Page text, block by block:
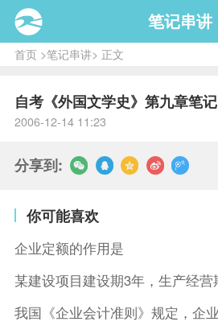
笔记串讲
首页>笔记串讲> 正文
自考《外国文学史》第九章笔记
2006-12-14 11:23
分享到:
你可能喜欢
企业定额的作用是